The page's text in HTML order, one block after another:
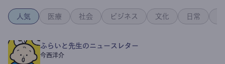
人気 医療 社会 ビジネス 文化 日常
ふらいと先生のニュースレター
今西洋介